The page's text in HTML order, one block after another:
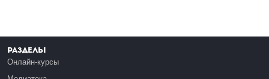
Разделы
Онлайн-курсы